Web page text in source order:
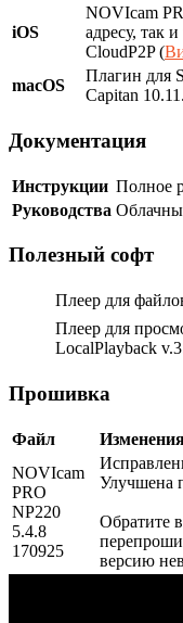
iOS
NOVIcam
адресу, так
CloudP2P (
macOS
Плагин для
Capitan
Документация
Инструкции Полное
Руководства
Полезный софт
Плеер для
Плеер для
LocalPlayback
Прошивка
Файл
NOVIcam
PRO
NP220
5.4.8
170925
Улучшена
Обратите
версию